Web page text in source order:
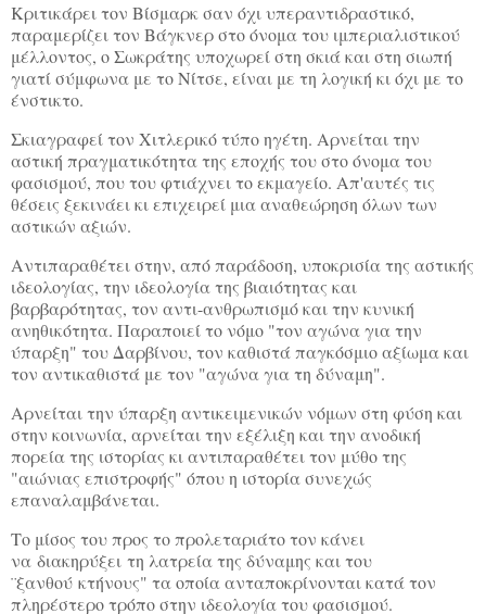
Κριτικάρει τον Βίσμαρκ σαν όχι υπεραντιδραστικό,
παραμερίζει τον Βάγκνερ στο όνομα του ιμπεριαλιστικού
μέλλοντος, ο Σωκράτης υποχωρεί στη σκιά και στη σιωπή
γιατί σύμφωνα με το Νίτσε, είναι με τη λογική κι όχι με το
ένστικτο.
Σκιαγραφεί τον Χιτλερικό τύπο ηγέτη. Αρνείται την
αστική πραγματικότητα της εποχής του στο όνομα του
φασισμού, που του φτιάχνει το εκμαγείο. Απ'αυτές τις
θέσεις ξεκινάει κι επιχειρεί μια αναθεώρηση όλων των
αστικών αξιών.
Αντιπαραθέτει στην, από παράδοση, υποκρισία της αστικής
ιδεολογίας, την ιδεολογία της βιαιότητας και
βαρβαρότητας, τον αντι-ανθρωπισμό και την κυνική
ανηθικότητα. Παραποιεί το νόμο "τον αγώνα για την
ύπαρξη" του Δαρβίνου, τον καθιστά παγκόσμιο αξίωμα και
τον αντικαθιστά με τον "αγώνα για τη δύναμη".
Αρνείται την ύπαρξη αντικειμενικών νόμων στη φύση και
στην κοινωνία, αρνείται την εξέλιξη και την ανοδική
πορεία της ιστορίας κι αντιπαραθέτει τον μύθο της
"αιώνιας επιστροφής" όπου η ιστορία συνεχώς
επαναλαμβάνεται.
Το μίσος του προς το προλεταριάτο τον κάνει
να διακηρύξει τη λατρεία της δύναμης και του
¨ξανθού κτήνους" τα οποία ανταποκρίνονται κατά τον
πληρέστερο τρόπο στην ιδεολογία του φασισμού.